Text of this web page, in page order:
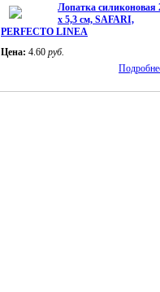
Лопатка силиконовая
х 5,3 см, SAFARI,
PERFECTO LINEA
Цена: 4.60 руб.